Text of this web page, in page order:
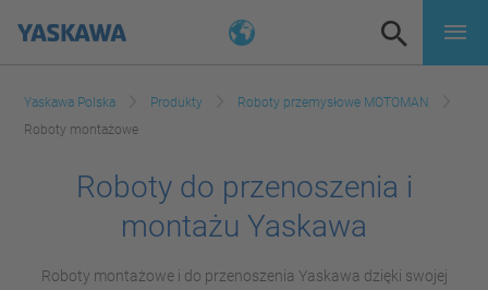
Yaskawa Polska Produkty
Roboty przemysłowe MOTOMAN
Roboty montażowe
Roboty do przenoszenia i
montażu Yaskawa
Roboty montażowe i do przenoszenia Yaskawa dzięki swojej